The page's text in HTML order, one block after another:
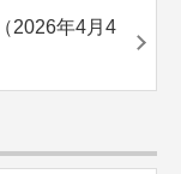
2026年4月4